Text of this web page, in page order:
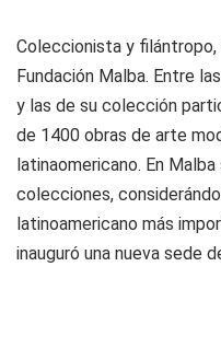
Coleccionista y
Fundación Malba. Entre
y las de su colección
de 1400 obras de arte
latinaomericano. En
colecciones,
latinoamericano más
inauguró una nueva sede